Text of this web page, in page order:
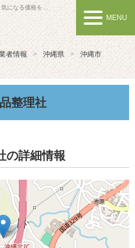
価格を比較しよう
MENU
者情報 沖縄県 沖縄市
整理社
の詳細情報